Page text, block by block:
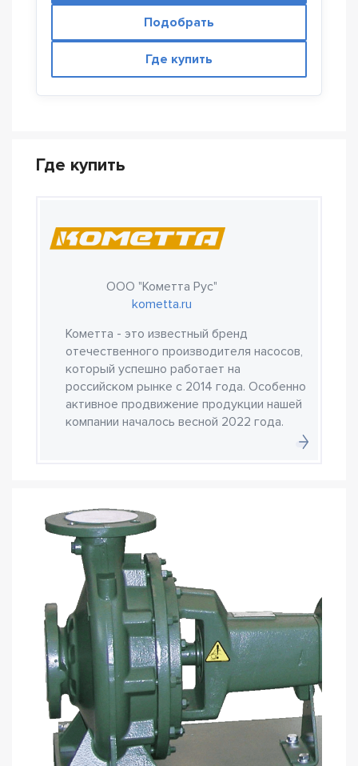
Подобрать
Где купить
Где купить
ООО "Кометта Рус"
kometta.ru
Кометта - это известный бренд
отечественного производителя насосов,
который успешно работает на
российском рынке с 2014 года. Особенно
активное продвижение продукции нашей
компании началось весной 2022 года.